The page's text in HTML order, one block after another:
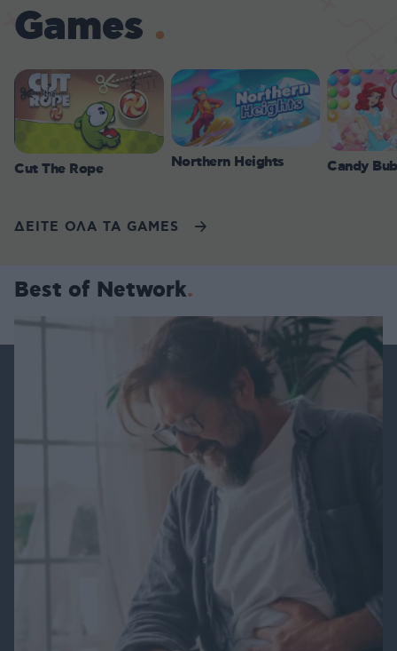
Games
Cut The Rope Northern Heights Candy
ΔΕΙΤΕ ΟΛΑ ΤΑ GAMES
Best of Network